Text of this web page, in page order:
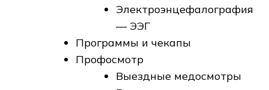
Электроэнцефалография
— ЭЭГ
Программы и чекапы
Профосмотр
Выездные медосмотры